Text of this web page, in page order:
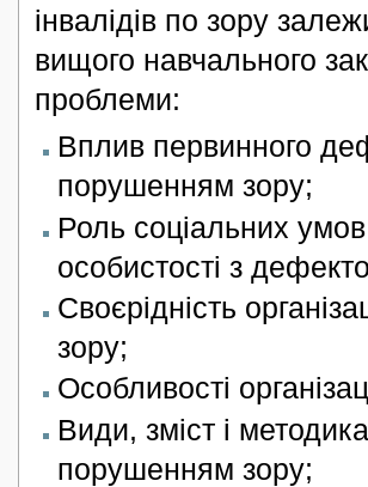
інвалідів по зору
вищого навчального
проблеми:
Вплив первинного
порушенням зору;
Роль соціальних умов
особистості з
Своєрідність
зору;
Особливості
Види, зміст і
порушенням зору;